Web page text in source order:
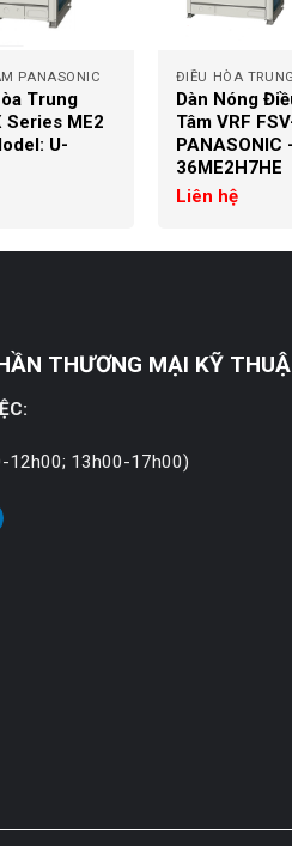
PANASONIC
Trung
Series ME2
U-
ĐIỀU HÒA
Dàn Nóng
Tâm VRF
PANASONIC
36ME2H7HE
Liên hệ
THƯƠNG MẠI KỸ
12h00; 13h00-17h00)